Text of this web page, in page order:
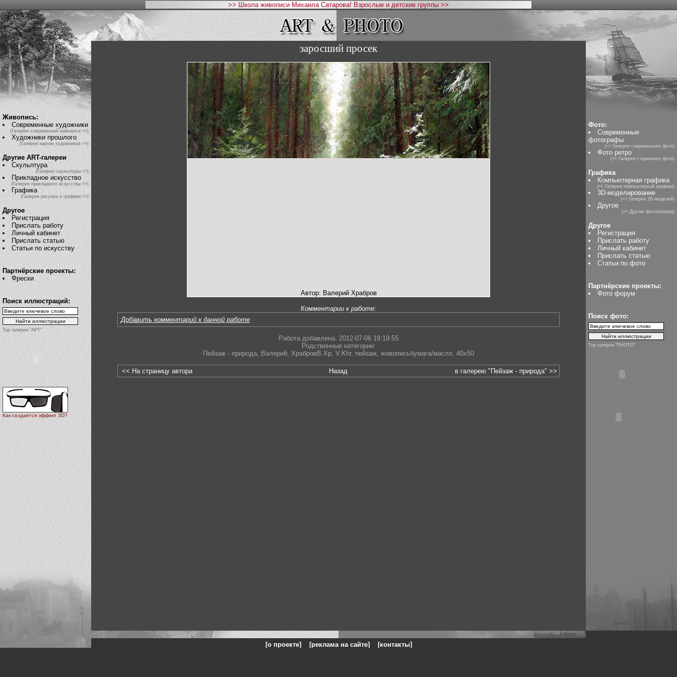
>> Школа живописи Михаила Сатарова! Взрослые и детские группы >>
Живопись:
Современные художники
(Галерея современной живописи >>)
Художники прошлого
(Галерея картин художников >>)
Другие ART-галереи
Скульптура
(Галерея скульптуры >>)
Прикладное искусство
(Галерея прикладного искусства >>)
Графика
(Галерея рисунка и графики >>)
Другое
Регистрация
Прислать работу
Личный кабинет
Прислать статью
Статьи по искусству
Партнёрские проекты:
Фрески
Поиск иллюстраций:
Top галереи "АРТ"
Как создаётся эффект 3D?
заросший просек
Автор: Валерий Храбров
Комментарии к работе:
Добавить комментарий к данной работе
Работа добавлена: 2012-07-06 19:19:55
Родственные категории:
Пейзаж - природа, Валерий, ХрабровВ.Хр, V.Khr, пейзаж, живописьбумага/масло, 40х50
<< На страницу автора Назад в галерею "Пейзаж - природа" >>
Фото:
Современные
фотографы
(<< Галерея современного фото)
Фото ретро
(<< Галереи старинного фото)
Графика
Компьютерная графика
(<< Галерея компьютерной графики)
3D-моделирование
(<< Галерея 3D-моделей)
Другое
(<< Другие фотогалереи)
Другое
Регистрация
Прислать работу
Личный кабинет
Прислать статью
Статьи по фото
Партнёрские проекты:
Фото форум
Поиск фото:
Top галереи "PHOTO"
[о проекте] [реклама на сайте] [контакты]